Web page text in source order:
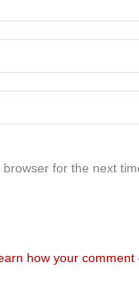
for the next
how your